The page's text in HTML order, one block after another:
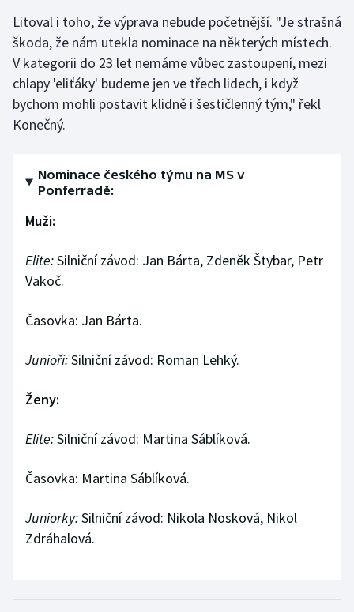
Litoval i toho, že výprava nebude početnější. "Je strašná
škoda, že nám utekla nominace na některých místech.
V kategorii do 23 let nemáme vůbec zastoupení, mezi
chlapy 'eliťáky' budeme jen ve třech lidech, i když
bychom mohli postavit klidně i šestičlenný tým," řekl
Konečný.
Nominace českého týmu na MS v
Ponferradě:
Muži:
Elite:Silniční závod: Jan Bárta, Zdeněk Štybar, Petr
Vakoč.
Časovka: Jan Bárta.
Junioři:Silniční závod: Roman Lehký.
Ženy:
Elite:Silniční závod: Martina Sáblíková.
Časovka: Martina Sáblíková.
Juniorky:Silniční závod: Nikola Nosková, Nikol
Zdráhalová.